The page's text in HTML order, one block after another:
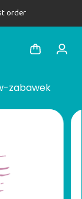
order
zabawek